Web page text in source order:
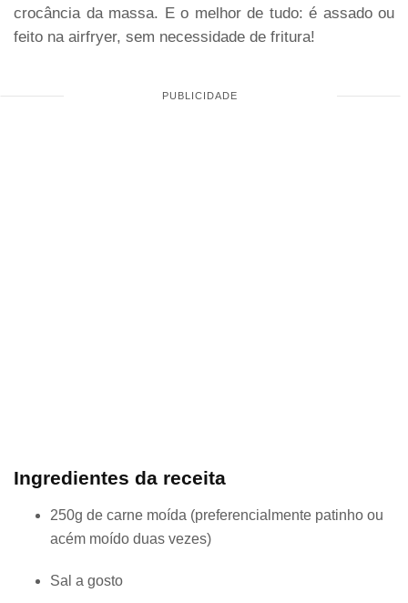
crocância da massa. E o melhor de tudo: é assado ou
feito na airfryer, sem necessidade de fritura!
Ingredientes da receita
250g de carne moída (preferencialmente patinho ou
acém moído duas vezes)
Sal a gosto